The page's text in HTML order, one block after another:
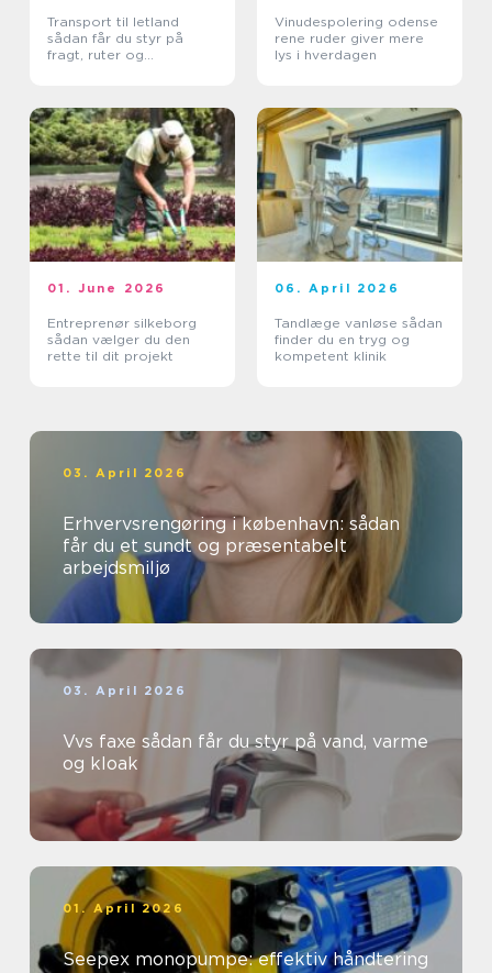
Transport til letland
sådan får du styr på
fragt, ruter og
Vinudespolering odense
rene ruder giver mere
lys i hverdagen
01. June 2026
Entreprenør silkeborg
sådan vælger du den
rette til dit projekt
06. April 2026
Tandlæge vanløse sådan
finder du en tryg og
kompetent klinik
03. April 2026
Erhvervsrengøring i københavn: sådan
får du et sundt og præsentabelt
arbejdsmiljø
03. April 2026
Vvs faxe sådan får du styr på vand, varme
og kloak
01. April 2026
Seepex monopumpe: effektiv håndtering